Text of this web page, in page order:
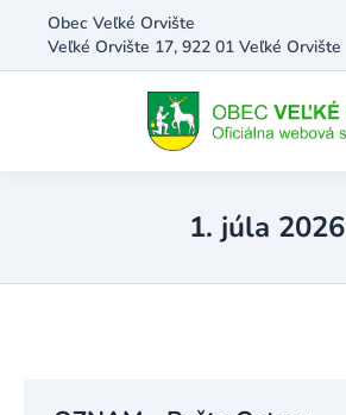
Obec Veľké Orvište
Veľké Orvište 17, 922 01 Veľké Orvište
1. júla 2026